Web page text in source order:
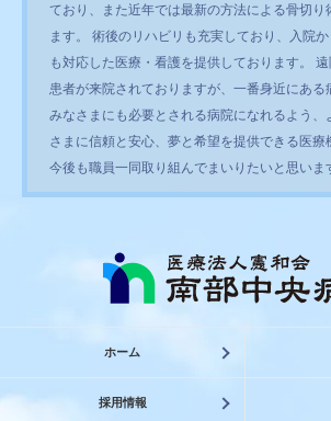
ており、また近年では最新の方法による骨切り
ます。 術後のリハビリも充実しており、入院
も対応した医療・看護を提供しております。
患者が来院されておりますが、一番身近にある
みなさまにも必要とされる病院になれるよう、
さまに信頼と安心、夢と希望を提供できる医療
今後も職員一同取り組んでまいりたいと思いま
ホーム
採用情報